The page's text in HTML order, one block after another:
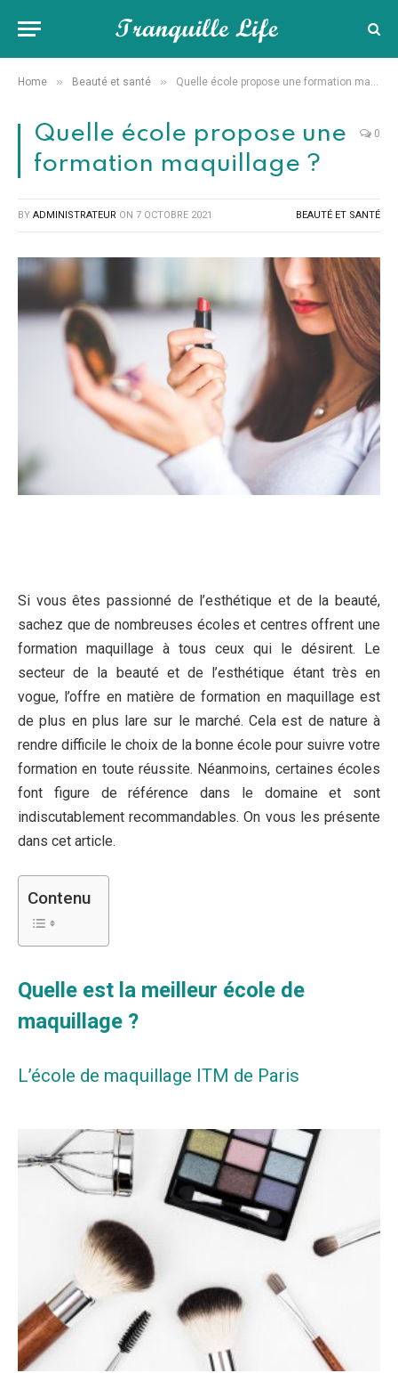
Home » Beauté et santé » Quelle école propose une formation maquillage ?
Quelle école propose une
formation maquillage ?
0
BY ADMINISTRATEUR ON 7 OCTOBRE 2021 BEAUTÉ ET SANTÉ
Si vous êtes passionné de l’esthétique et de la beauté,
sachez que de nombreuses écoles et centres offrent une
formation maquillage à tous ceux qui le désirent. Le
secteur de la beauté et de l’esthétique étant très en
vogue, l’offre en matière de formation en maquillage est
de plus en plus lare sur le marché. Cela est de nature à
rendre difficile le choix de la bonne école pour suivre votre
formation en toute réussite. Néanmoins, certaines écoles
font figure de référence dans le domaine et sont
indiscutablement recommandables. On vous les présente
dans cet article.
Contenu
Quelle est la meilleur école de
maquillage ?
L’école de maquillage ITM de Paris